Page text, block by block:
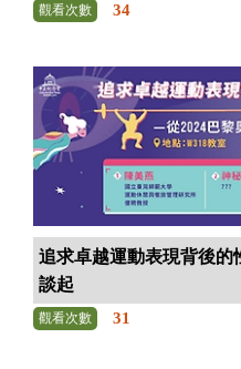
觀看次數 34
追求卓越運動表現背後
談起
觀看次數 31